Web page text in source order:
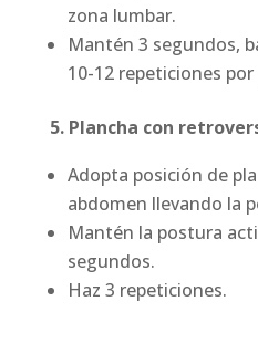
zona lumbar.
Mantén 3 segundos,
10-12 repeticiones por
5. Plancha con
Adopta posición de
abdomen llevando la
Mantén la postura
segundos.
Haz 3 repeticiones.